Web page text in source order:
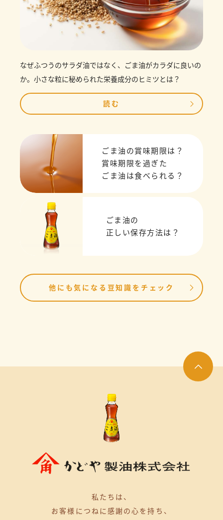
なぜふつうのサラダ油ではなく、ごま油がカラダに良いの
か。小さな粒に秘められた栄養成分のヒミツとは？
読む
ごま油の賞味期限は？
賞味期限を過ぎた
ごま油は食べられる？
ごま油の
正しい保存方法は？
他にも気になる豆知識をチェック
私たちは、
お客様につねに感謝の心を持ち、